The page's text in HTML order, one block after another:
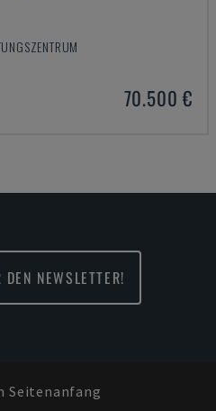
70.500 €
NEWSLETTER!
Seitenanfang